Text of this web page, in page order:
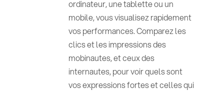
ordinateur, une tablette ou un
mobile, vous visualisez rapidement
vos performances. Comparez les
clics et les impressions des
mobinautes, et ceux des
internautes, pour voir quels sont
vos expressions fortes et celles qui